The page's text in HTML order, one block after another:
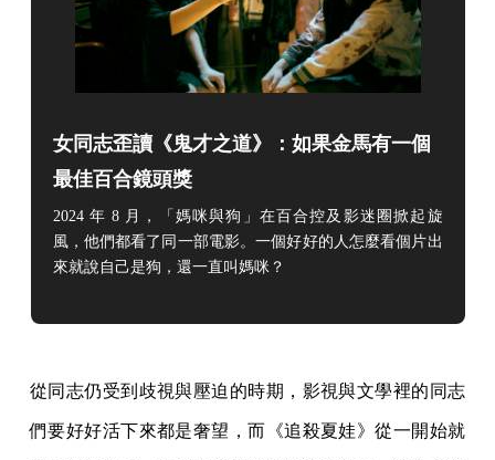
女同志歪讀《鬼才之道》：如果金馬有一個
最佳百合鏡頭獎
2024 年 8 月，「媽咪與狗」在百合控及影迷圈掀起旋
風，他們都看了同一部電影。一個好好的人怎麼看個片出
來就說自己是狗，還一直叫媽咪？
從同志仍受到歧視與壓迫的時期，影視與文學裡的同志
們要好好活下來都是奢望，而《追殺夏娃》從一開始就